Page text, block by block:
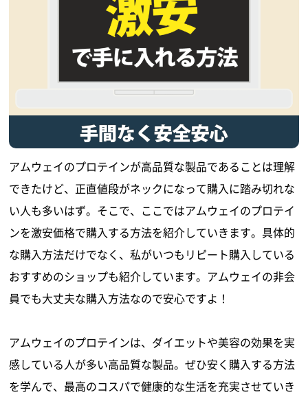
アムウェイのプロテインが高品質な製品であることは理解
できたけど、正直値段がネックになって購入に踏み切れな
い人も多いはず。そこで、ここではアムウェイのプロテイ
ンを激安価格で購入する方法を紹介していきます。具体的
な購入方法だけでなく、私がいつもリピート購入している
おすすめのショップも紹介しています。アムウェイの非会
員でも大丈夫な購入方法なので安心ですよ！
アムウェイのプロテインは、ダイエットや美容の効果を実
感している人が多い高品質な製品。ぜひ安く購入する方法
を学んで、最高のコスパで健康的な生活を充実させていき